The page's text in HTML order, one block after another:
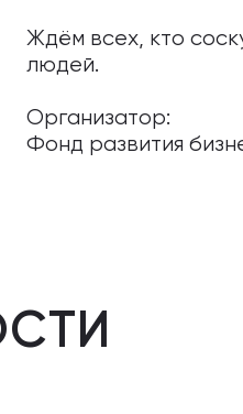
Ждём всех, кто
людей.
Организатор:
Фонд развития